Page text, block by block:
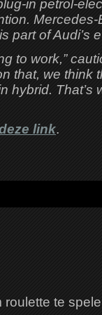
in petrol-
part of Audi’s
to work,”
that, we think
hybrid. That’s
link.
te